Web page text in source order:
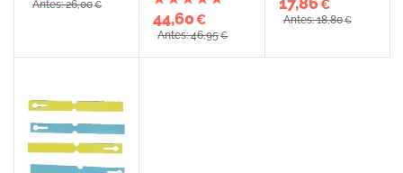
Antes: 26,00€
44,60€
Antes: 46,95€
€
Antes: 18,80€